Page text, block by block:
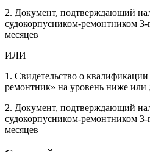
2. Документ, подтверждающий
судокорпусником-ремонтником 3-
месяцев
ИЛИ
1. Свидетельство о
ремонтник» на уровень ниже или
2. Документ, подтверждающий
судокорпусником-ремонтником 3-
месяцев